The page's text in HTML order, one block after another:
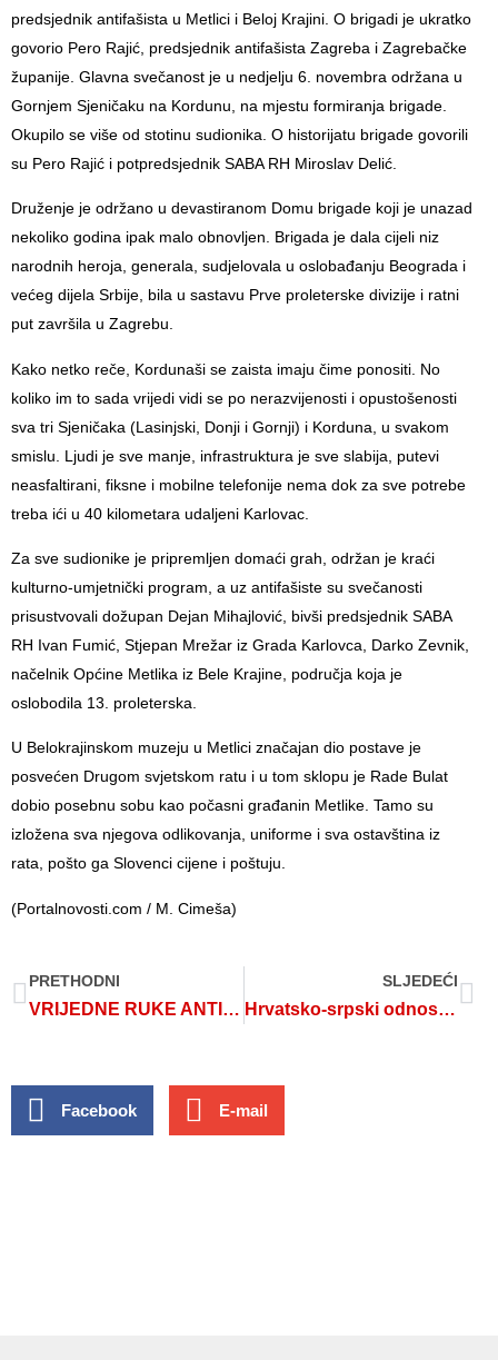
predsjednik antifašista u Metlici i Beloj Krajini. O brigadi je ukratko
govorio Pero Rajić, predsjednik antifašista Zagreba i Zagrebačke
županije. Glavna svečanost je u nedjelju 6. novembra održana u
Gornjem Sjeničaku na Kordunu, na mjestu formiranja brigade.
Okupilo se više od stotinu sudionika. O historijatu brigade govorili
su Pero Rajić i potpredsjednik SABA RH Miroslav Delić.
Druženje je održano u devastiranom Domu brigade koji je unazad
nekoliko godina ipak malo obnovljen. Brigada je dala cijeli niz
narodnih heroja, generala, sudjelovala u oslobađanju Beograda i
većeg dijela Srbije, bila u sastavu Prve proleterske divizije i ratni
put završila u Zagrebu.
Kako netko reče, Kordunaši se zaista imaju čime ponositi. No
koliko im to sada vrijedi vidi se po nerazvijenosti i opustošenosti
sva tri Sjeničaka (Lasinjski, Donji i Gornji) i Korduna, u svakom
smislu. Ljudi je sve manje, infrastruktura je sve slabija, putevi
neasfaltirani, fiksne i mobilne telefonije nema dok za sve potrebe
treba ići u 40 kilometara udaljeni Karlovac.
Za sve sudionike je pripremljen domaći grah, održan je kraći
kulturno-umjetnički program, a uz antifašiste su svečanosti
prisustvovali dožupan Dejan Mihajlović, bivši predsjednik SABA
RH Ivan Fumić, Stjepan Mrežar iz Grada Karlovca, Darko Zevnik,
načelnik Općine Metlika iz Bele Krajine, područja koja je
oslobodila 13. proleterska.
U Belokrajinskom muzeju u Metlici značajan dio postave je
posvećen Drugom svjetskom ratu i u tom sklopu je Rade Bulat
dobio posebnu sobu kao počasni građanin Metlike. Tamo su
izložena sva njegova odlikovanja, uniforme i sva ostavština iz
rata, pošto ga Slovenci cijene i poštuju.
(Portalnovosti.com / M. Cimeša)
PRETHODNI
VRIJEDNE RUKE ANTIFAŠISTA NA PARTIZANSKOM GROBLJU U ŠUMI ZDENČINA
SLJEDEĆI
Hrvatsko-srpski odnosi temelj stabilnosti Balkana
Facebook E-mail